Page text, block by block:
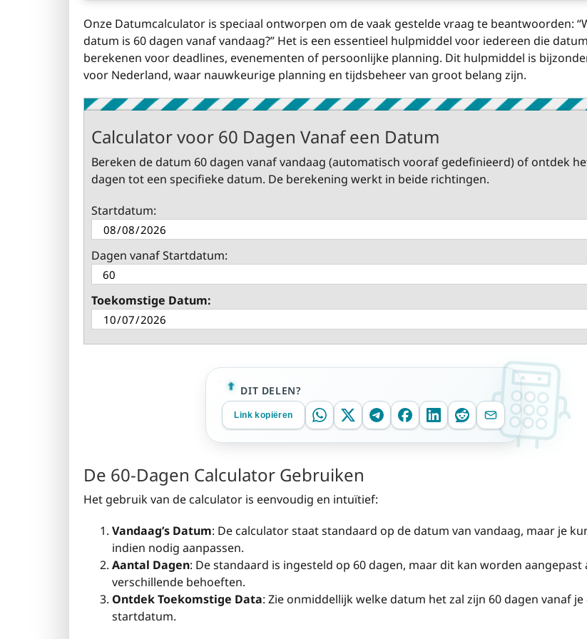
Onze Datumcalculator is speciaal ontworpen om de vaak gestelde vraag te beantwoorden:
datum is 60 dagen vanaf vandaag?” Het is een essentieel hulpmiddel voor iedereen die
berekenen voor deadlines, evenementen of persoonlijke planning. Dit hulpmiddel is
voor Nederland, waar nauwkeurige planning en tijdsbeheer van groot belang zijn.
Calculator voor 60 Dagen Vanaf een Datum
Bereken de datum 60 dagen vanaf vandaag (automatisch vooraf gedefinieerd) of ontdek
dagen tot een specifieke datum. De berekening werkt in beide richtingen.
Startdatum:
Dagen vanaf Startdatum:
Toekomstige Datum:
DIT DELEN?
Link kopiëren
De 60-Dagen Calculator Gebruiken
Het gebruik van de calculator is eenvoudig en intuïtief:
Vandaag’s Datum: De calculator staat standaard op de datum van vandaag, maar je
indien nodig aanpassen.
Aantal Dagen: De standaard is ingesteld op 60 dagen, maar dit kan worden aangepast
verschillende behoeften.
Ontdek Toekomstige Data: Zie onmiddellijk welke datum het zal zijn 60 dagen vanaf je
startdatum.